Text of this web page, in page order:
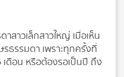
สาวเล็กสาวใหญ่ เมื่อเห็น
ธรรมดา เพราะทุกครั้งที่
เดือน หรือต้องรอเป็นปี ถึง